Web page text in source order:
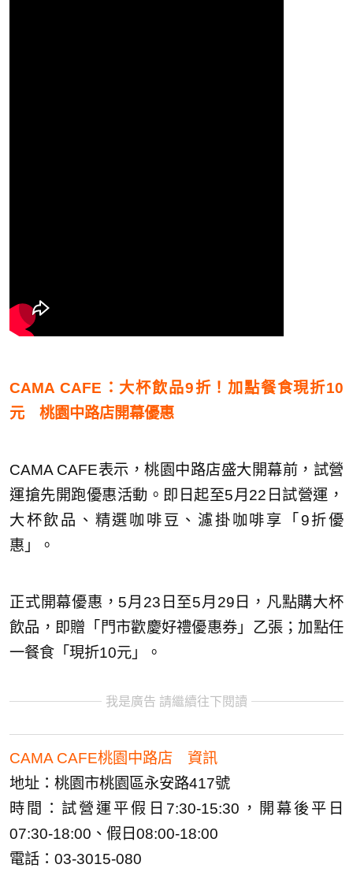
CAMA CAFE：大杯飲品9折！加點餐食現折10
元 桃園中路店開幕優惠
CAMA CAFE表示，桃園中路店盛大開幕前，試營
運搶先開跑優惠活動。即日起至5月22日試營運，
大杯飲品、精選咖啡豆、濾掛咖啡享「9折優
惠」。
正式開幕優惠，5月23日至5月29日，凡點購大杯
飲品，即贈「門市歡慶好禮優惠券」乙張；加點任
一餐食「現折10元」。
我是廣告 請繼續往下閱讀
CAMA CAFE桃園中路店 資訊
地址：桃園市桃園區永安路417號
時間：試營運平假日7:30-15:30，開幕後平日
07:30-18:00、假日08:00-18:00
電話：03-3015-080